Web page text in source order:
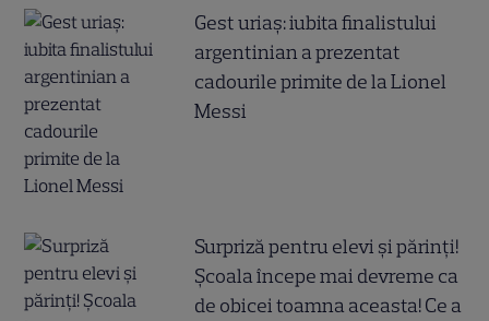
Gest uriaș: iubita finalistului
argentinian a prezentat
cadourile primite de la Lionel
Messi
Surpriză pentru elevi și părinți!
Școala începe mai devreme ca
de obicei toamna aceasta! Ce a